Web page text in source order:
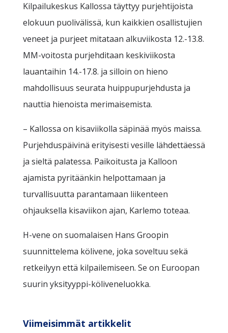
Kilpailukeskus Kallossa täyttyy purjehtijoista
elokuun puolivälissä, kun kaikkien osallistujien
veneet ja purjeet mitataan alkuviikosta 12.-13.8.
MM-voitosta purjehditaan keskiviikosta
lauantaihin 14.-17.8. ja silloin on hieno
mahdollisuus seurata huippupurjehdusta ja
nauttia hienoista merimaisemista.
– Kallossa on kisaviikolla säpinää myös maissa.
Purjehduspäivinä erityisesti vesille lähdettäessä
ja sieltä palatessa. Paikoitusta ja Kalloon
ajamista pyritäänkin helpottamaan ja
turvallisuutta parantamaan liikenteen
ohjauksella kisaviikon ajan, Karlemo toteaa.
H-vene on suomalaisen Hans Groopin
suunnittelema kölivene, joka soveltuu sekä
retkeilyyn että kilpailemiseen. Se on Euroopan
suurin yksityyppi-köliveneluokka.
Viimeisimmät artikkelit